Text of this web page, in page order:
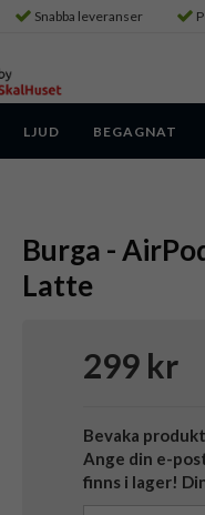
Snabba leveranser
LJUD BEGAGNAT
Burga -
Latte
299 kr
Bevaka produkt
Ange din e-
finns i lager!